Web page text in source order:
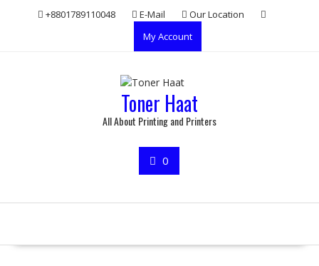
+8801789110048 E-Mail
Our Location
My Account
Toner Haat
All About Printing and Printers
0